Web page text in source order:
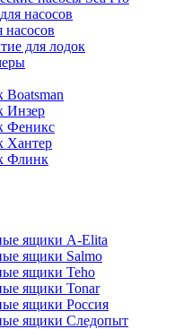
насосов
насосов
для лодок
Инзер
Феникс
Хантер
Флинк
ящики A-Elita
ящики Salmo
ящики Teho
ящики Tonar
ящики Россия
ящики Следопыт